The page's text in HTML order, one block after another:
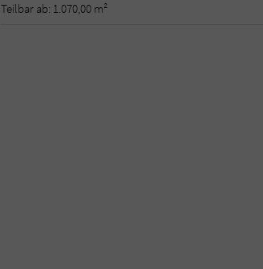
Teilbar ab: 1.070,00 m²